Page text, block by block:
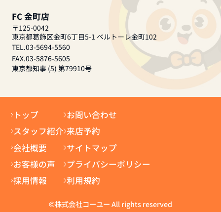
FC 金町店
〒125-0042
東京都葛飾区金町6丁目5-1 ベルトーレ金町102
TEL.03-5694-5560
FAX.03-5876-5605
東京都知事 (5) 第79910号
トップ
スタッフ紹介
会社概要
お客様の声
採用情報
お問い合わせ
来店予約
サイトマップ
プライバシーポリシー
利用規約
©株式会社コーユー All rights reserved